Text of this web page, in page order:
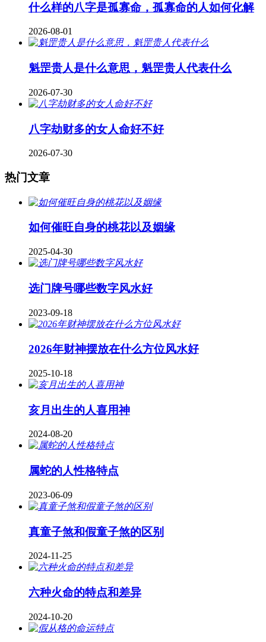
什么样的八字是孤寡命，孤寡命的人如何化解
2026-08-01
魁罡贵人是什么意思，魁罡贵人代表什么
2026-07-30
八字劫财多的女人命好不好
2026-07-30
热门文章
如何催旺自身的桃花以及姻缘
2025-04-30
​选门牌号哪些数字风水好
2023-09-18
2026年财神摆放在什么方位风水好
2025-10-18
亥月出生的人喜用神
2024-08-20
属蛇的人性格特点
2023-06-09
真童子煞和假童子煞的区别
2024-11-25
六种火命的特点和差异
2024-10-20